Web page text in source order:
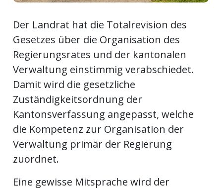
Der Landrat hat die Totalrevision des
Gesetzes über die Organisation des
Regierungsrates und der kantonalen
Verwaltung einstimmig verabschiedet.
Damit wird die gesetzliche
Zuständigkeitsordnung der
Kantonsverfassung angepasst, welche
die Kompetenz zur Organisation der
Verwaltung primär der Regierung
zuordnet.
Eine gewisse Mitsprache wird der